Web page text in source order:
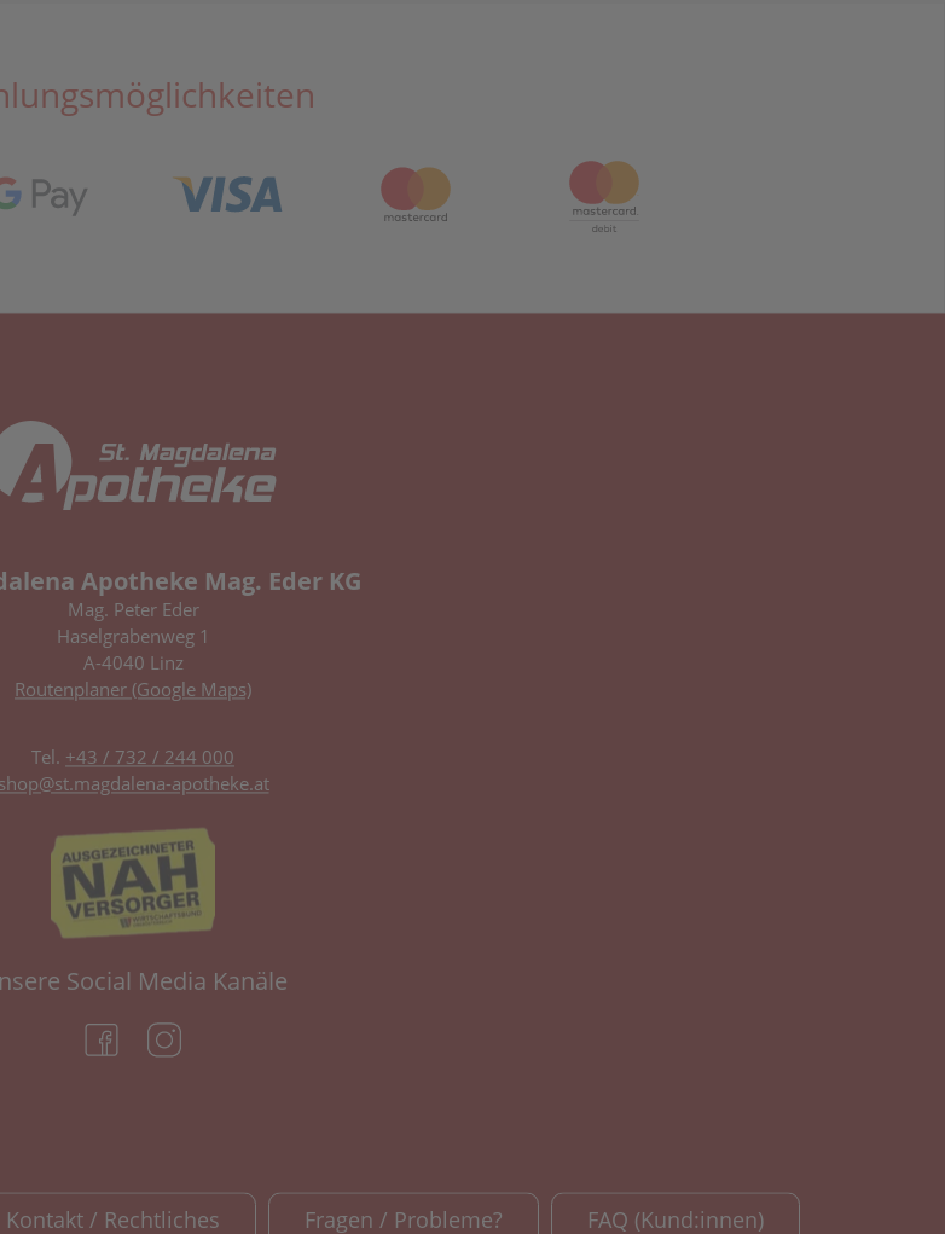
Apotheke Mag. Eder KG
Mag. Peter Eder
Haselgrabenweg 1
A-4040 Linz
Routenplaner (Google Maps)
Tel. +43 / 732 / 244 000
shop@st.magdalena-apotheke.at
Social Media Kanäle
(öffnet in neuem Tab)
/ Rechtliches Fragen / Probleme? FAQ (Kund:innen)